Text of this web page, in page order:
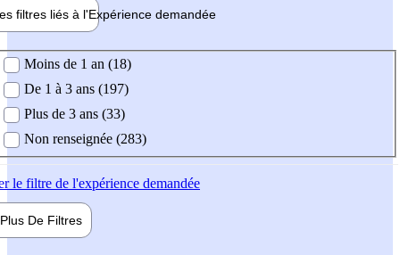
filtres liés à l'Expérience demandée
demandée
Moins de 1 an (18)
De 1 à 3 ans (197)
Plus de 3 ans (33)
Non renseignée (283)
le filtre de l'expérience demandée
Plus De Filtres